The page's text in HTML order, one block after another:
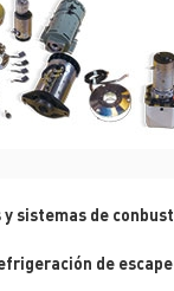
sistemas de
de escape